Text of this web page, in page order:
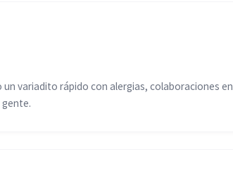
un variadito rápido con alergias, colaboraciones
gente.